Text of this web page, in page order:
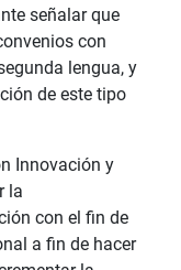
señalar que
con
lengua, y
de este tipo
Innovación y
la
con el fin de
a fin de hacer